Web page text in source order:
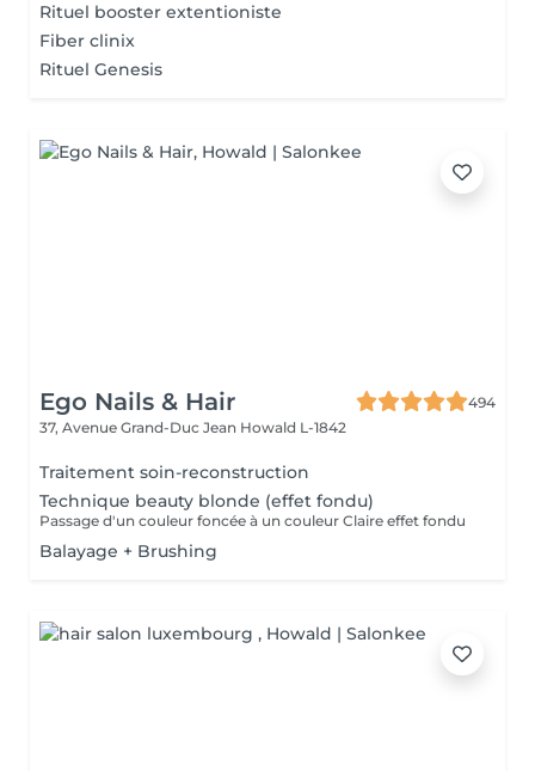
Rituel booster extentioniste
Fiber clinix
Rituel Genesis
Ego Nails & Hair
494
37, Avenue Grand-Duc Jean Howald L-1842
Traitement soin-reconstruction
Technique beauty blonde (effet fondu)
Passage d'un couleur foncée à un couleur Claire effet fondu
Balayage + Brushing